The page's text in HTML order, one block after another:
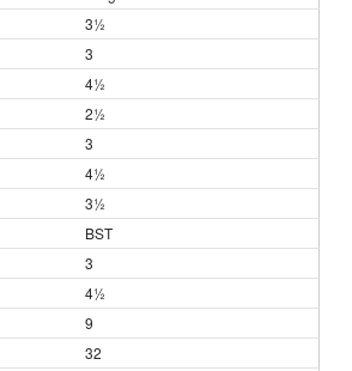
3½
3
4½
2½
3
4½
3½
BST
3
4½
9
32